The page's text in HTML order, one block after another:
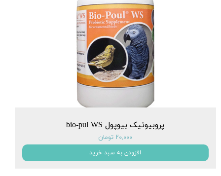
پروبیوتیک بیوپول bio-pul WS
۲۰,۰۰۰ تومان
افزودن به سبد خرید